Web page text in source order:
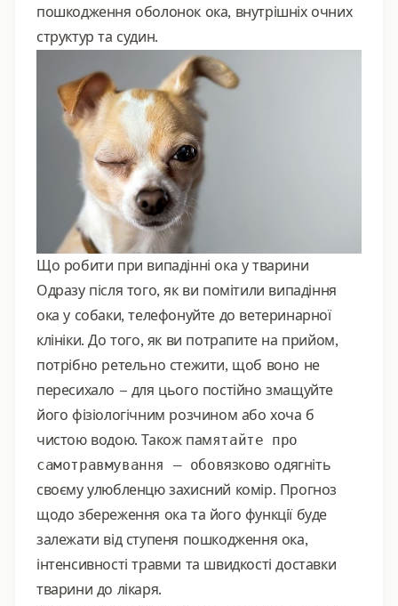
пошкодження оболонок ока, внутрішніх очних
структур та судин.
Що робити при випадінні ока у тварини
Одразу після того, як ви помітили випадіння
ока у собаки, телефонуйте до ветеринарної
клініки. До того, як ви потрапите на прийом,
потрібно ретельно стежити, щоб воно не
пересихало – для цього постійно змащуйте
його фізіологічним розчином або хоча б
чистою водою. Також памятайте про
самотравмування – обовязково одягніть
своєму улюбленцю захисний комір. Прогноз
щодо збереження ока та його функції буде
залежати від ступеня пошкодження ока,
інтенсивності травми та швидкості доставки
тварини до лікаря.